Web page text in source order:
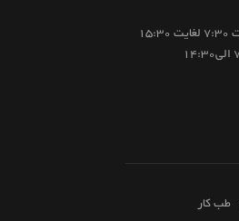
شنبه تا چهار شنبه : از ساعت 7:30 لغایت 15:30
طب کار